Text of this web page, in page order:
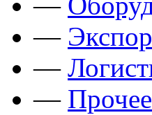
—
—
—